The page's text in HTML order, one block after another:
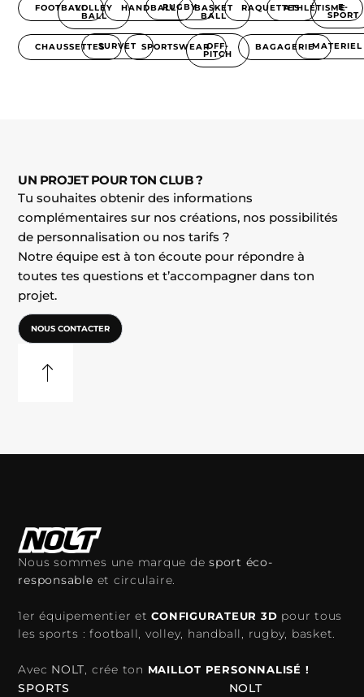
FOOTBALLVOLLEY
BALL
HANDBALLRUGBYBASKET
BALL
RAQUETTESATHLÉTISME
E-
SPORT
CHAUSSETTESSURVET SPORTSWEAROFF-
PITCH
BAGAGERIEMATERIEL
UN PROJET POUR TON CLUB ?
Tu souhaites obtenir des informations
complémentaires sur nos créations, nos possibilités
de personnalisation ou nos tarifs ?
Notre équipe est à ton écoute pour répondre à
toutes tes questions et t’accompagner dans ton
projet.
NOUS CONTACTER
Nous sommes une marque desport éco-
responsable et circulaire.
1er équipementier etCONFIGURATEUR 3D pour tous
les sports : football, volley, handball, rugby, basket.
Avec NOLT, crée ton MAILLOT PERSONNALISÉ !
SPORTS NOLT